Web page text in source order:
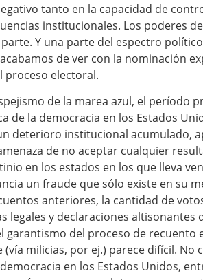
tanto en la capacidad de
institucionales. Los poderes
Y una parte del espectro
de ver con la nominación
proceso electoral.
de la marea azul, el período
de la democracia en los Estados
deterioro institucional acumulado,
de no aceptar cualquier
en los estados en los que lleva
un fraude que sólo existe en su
anteriores, la cantidad de
legales y declaraciones
garantismo del proceso de recuento
milicias, por ej.) parece difícil. No
en los Estados Unidos,